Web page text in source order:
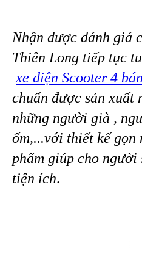
Nhận được đánh giá
Thiên Long tiếp tục
xe điện Scooter 4
chuẩn được sản xuất
những người già ,
ốm,...với thiết kế gọn
phẩm giúp cho người
tiện ích.